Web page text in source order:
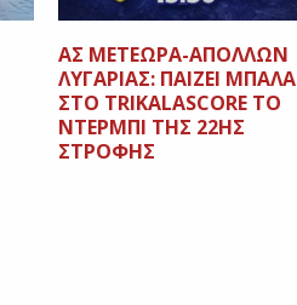
ΑΣ ΜΕΤΕΩΡΑ-ΑΠΟΛΛΩΝ
ΛΥΓΑΡΙΑΣ: ΠΑΙΖΕΙ ΜΠΑΛΑ
ΣΤΟ TRIKALASCORE ΤΟ
ΝΤΕΡΜΠΙ ΤΗΣ 22ΗΣ
ΣΤΡΟΦΗΣ